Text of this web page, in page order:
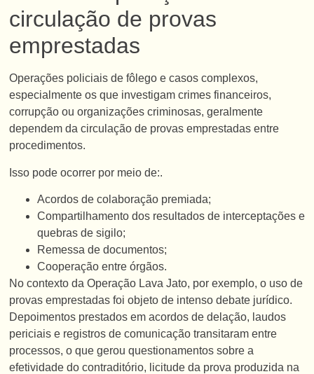
circulação de provas
emprestadas
Operações policiais de fôlego e casos complexos,
especialmente os que investigam crimes financeiros,
corrupção ou organizações criminosas, geralmente
dependem da circulação de provas emprestadas entre
procedimentos.
Isso pode ocorrer por meio de:.
Acordos de colaboração premiada;
Compartilhamento dos resultados de interceptações e
quebras de sigilo;
Remessa de documentos;
Cooperação entre órgãos.
No contexto da Operação Lava Jato, por exemplo, o uso de
provas emprestadas foi objeto de intenso debate jurídico.
Depoimentos prestados em acordos de delação, laudos
periciais e registros de comunicação transitaram entre
processos, o que gerou questionamentos sobre a
efetividade do contraditório, licitude da prova produzida na